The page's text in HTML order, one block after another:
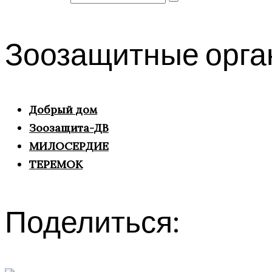
Зоозащитные
Добрый дом
Зоозащита-ДВ
МИЛОСЕРДИЕ
ТЕРЕМОК
Поделиться: